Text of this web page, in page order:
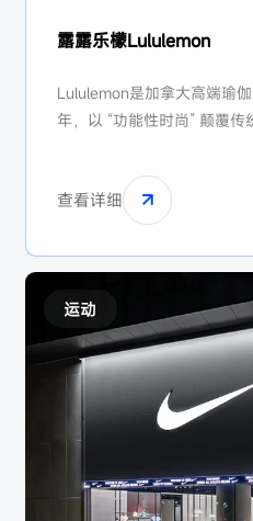
露露乐檬Lululemon
Lululemon是加拿大高端瑜
年，以 “功能性时尚” 颠覆
方式社群营销。Lululemon
为北美第二大运动品牌，并
综合运动集团转型，市值一
查看详细
运动